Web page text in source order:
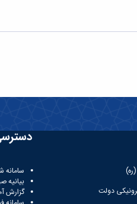
دولت
سامانه
بیانیه
گزارش